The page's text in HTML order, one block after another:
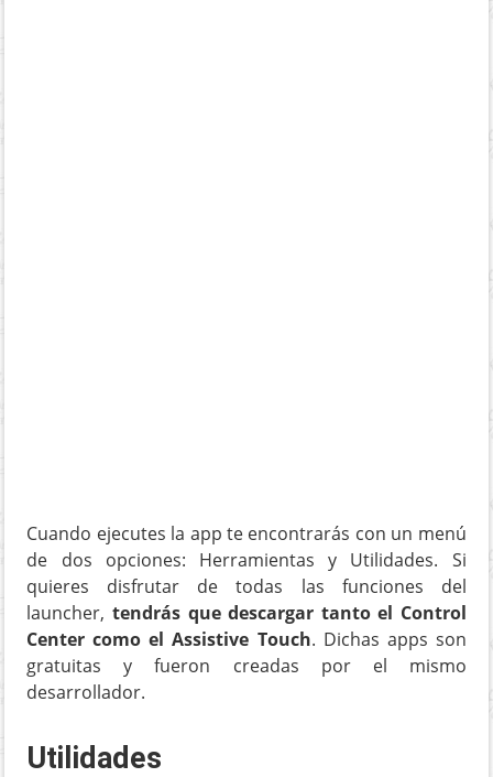
Cuando ejecutes la app te encontrarás con un menú
de dos opciones: Herramientas y Utilidades. Si
quieres disfrutar de todas las funciones del
launcher, tendrás que descargar tanto el Control
Center como el Assistive Touch. Dichas apps son
gratuitas y fueron creadas por el mismo
desarrollador.
Utilidades